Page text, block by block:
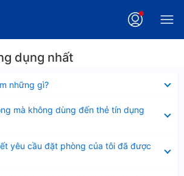
dụng nhất
những gì?
mà không dùng đến thẻ tín dụng
yêu cầu đặt phòng của tôi đã được